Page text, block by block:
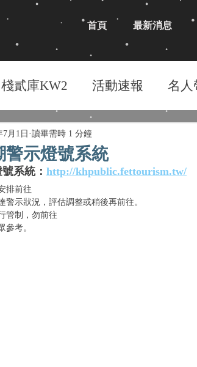
首頁 最新消息
棧貳庫KW2 活動速報 名人
警示燈號系統
7月1日 讀畢需時 1 分鐘
系統： http://khpublic.fettourism.tw/
排前往
警示狀況，評估調整或稍後再前往。
管制，勿前往
參考。